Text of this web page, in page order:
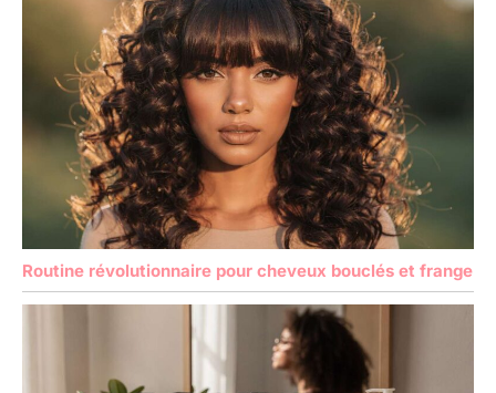
Routine révolutionnaire pour cheveux bouclés et frange